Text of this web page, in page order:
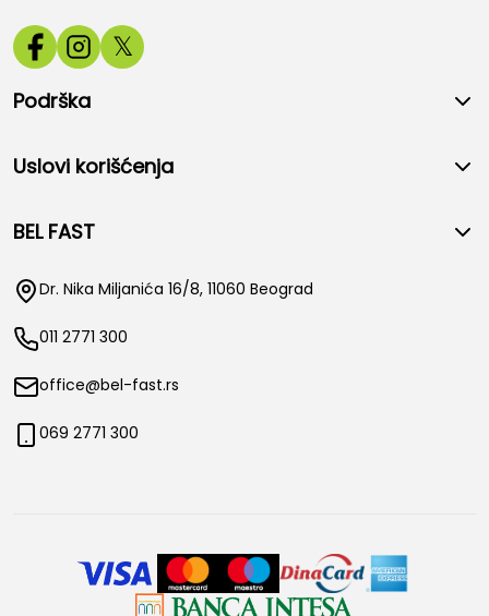
𝕏
Podrška
Uslovi korišćenja
BEL FAST
Dr. Nika Miljanića 16/8, 11060 Beograd
011 2771 300
office@bel-fast.rs
069 2771 300